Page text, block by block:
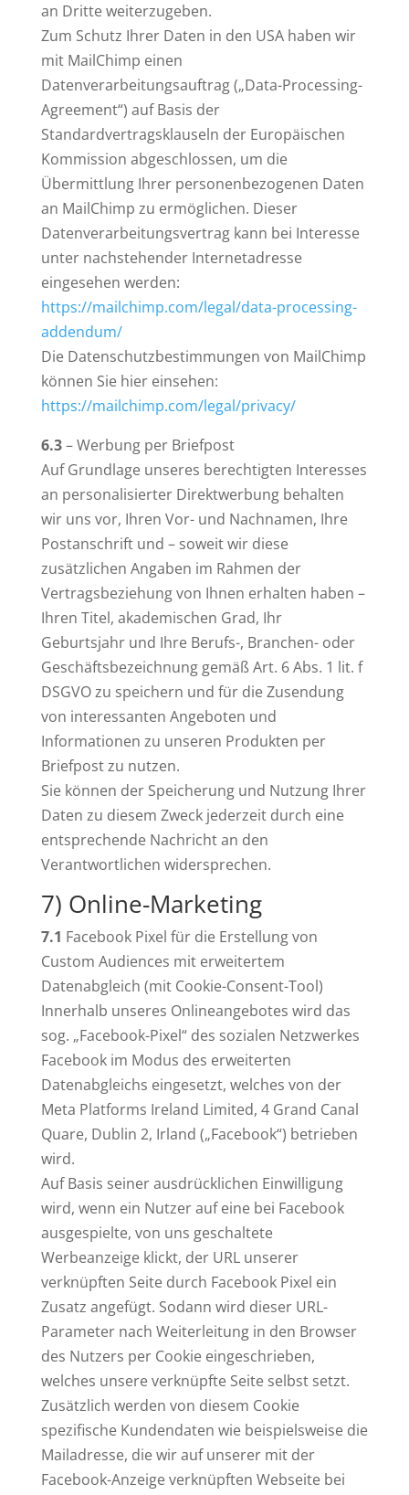
an Dritte weiterzugeben.
Zum Schutz Ihrer Daten in den USA haben wir
mit MailChimp einen
Datenverarbeitungsauftrag („Data-Processing-
Agreement“) auf Basis der
Standardvertragsklauseln der Europäischen
Kommission abgeschlossen, um die
Übermittlung Ihrer personenbezogenen Daten
an MailChimp zu ermöglichen. Dieser
Datenverarbeitungsvertrag kann bei Interesse
unter nachstehender Internetadresse
eingesehen werden:
https://mailchimp.com/legal/data-processing-
addendum/
Die Datenschutzbestimmungen von MailChimp
können Sie hier einsehen:
https://mailchimp.com/legal/privacy/
6.3– Werbung per Briefpost
Auf Grundlage unseres berechtigten Interesses
an personalisierter Direktwerbung behalten
wir uns vor, Ihren Vor- und Nachnamen, Ihre
Postanschrift und – soweit wir diese
zusätzlichen Angaben im Rahmen der
Vertragsbeziehung von Ihnen erhalten haben –
Ihren Titel, akademischen Grad, Ihr
Geburtsjahr und Ihre Berufs-, Branchen- oder
Geschäftsbezeichnung gemäß Art. 6 Abs. 1 lit. f
DSGVO zu speichern und für die Zusendung
von interessanten Angeboten und
Informationen zu unseren Produkten per
Briefpost zu nutzen.
Sie können der Speicherung und Nutzung Ihrer
Daten zu diesem Zweck jederzeit durch eine
entsprechende Nachricht an den
Verantwortlichen widersprechen.
7) Online-Marketing
7.1 Facebook Pixel für die Erstellung von
Custom Audiences mit erweitertem
Datenabgleich (mit Cookie-Consent-Tool)
Innerhalb unseres Onlineangebotes wird das
sog. „Facebook-Pixel“ des sozialen Netzwerkes
Facebook im Modus des erweiterten
Datenabgleichs eingesetzt, welches von der
Meta Platforms Ireland Limited, 4 Grand Canal
Quare, Dublin 2, Irland („Facebook“) betrieben
wird.
Auf Basis seiner ausdrücklichen Einwilligung
wird, wenn ein Nutzer auf eine bei Facebook
ausgespielte, von uns geschaltete
Werbeanzeige klickt, der URL unserer
verknüpften Seite durch Facebook Pixel ein
Zusatz angefügt. Sodann wird dieser URL-
Parameter nach Weiterleitung in den Browser
des Nutzers per Cookie eingeschrieben,
welches unsere verknüpfte Seite selbst setzt.
Zusätzlich werden von diesem Cookie
spezifische Kundendaten wie beispielsweise die
Mailadresse, die wir auf unserer mit der
Facebook-Anzeige verknüpften Webseite bei